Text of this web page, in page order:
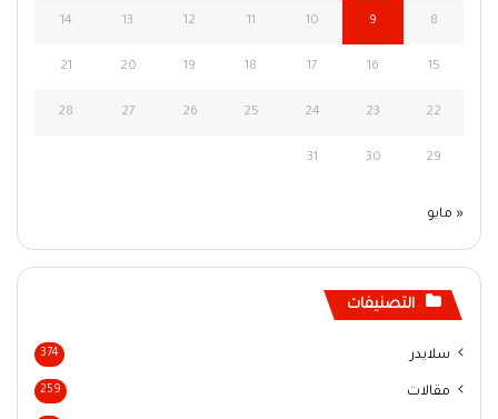
8
9
10
11
12
13
14
15
16
17
18
19
20
21
22
23
24
25
26
27
28
29
30
31
« مايو
التصنيفات
سلايدر 374
مقالات 259